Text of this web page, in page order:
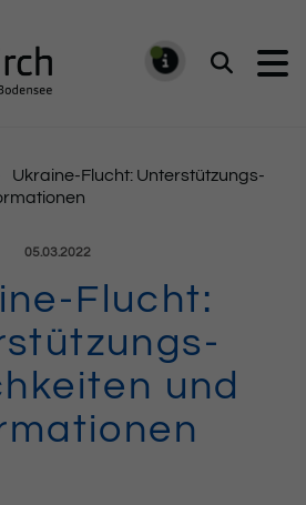
Suchen
Ukraine-Flucht: Unterstützungs-
Veröffentlicht am:
05.03.2022
Flucht:
und